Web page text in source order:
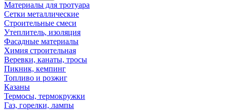
Материалы для тротуара
Сетки металлические
Строительные смеси
Утеплитель, изоляция
Фасадные материалы
Химия строительная
Веревки, канаты, тросы
Пикник, кемпинг
Топливо и розжиг
Казаны
Термосы, термокружки
Газ, горелки, лампы